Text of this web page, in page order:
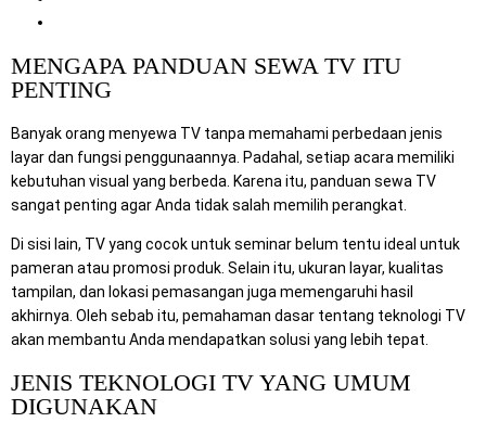
MENGAPA PANDUAN SEWA TV ITU
PENTING
Banyak orang menyewa TV tanpa memahami perbedaan jenis
layar dan fungsi penggunaannya. Padahal, setiap acara memiliki
kebutuhan visual yang berbeda. Karena itu, panduan sewa TV
sangat penting agar Anda tidak salah memilih perangkat.
Di sisi lain, TV yang cocok untuk seminar belum tentu ideal untuk
pameran atau promosi produk. Selain itu, ukuran layar, kualitas
tampilan, dan lokasi pemasangan juga memengaruhi hasil
akhirnya. Oleh sebab itu, pemahaman dasar tentang teknologi TV
akan membantu Anda mendapatkan solusi yang lebih tepat.
JENIS TEKNOLOGI TV YANG UMUM
DIGUNAKAN